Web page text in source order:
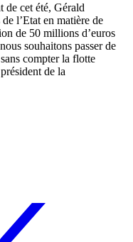
de cet été, Gérald
l’Etat en matière de
de 50 millions d’euros
souhaitons passer de
compter la flotte
de la